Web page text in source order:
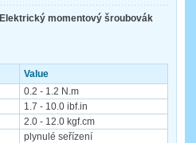
Elektrický momentový šroubovák
Value
0.2 - 1.2 N.m
1.7 - 10.0 ibf.in
2.0 - 12.0 kgf.cm
plynulé seřízení